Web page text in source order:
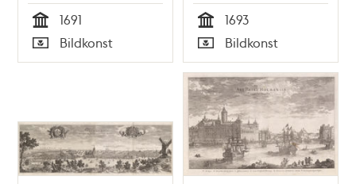
Tid
1691
Typ
Bildkonst Tid
1693
Typ
Bildkonst